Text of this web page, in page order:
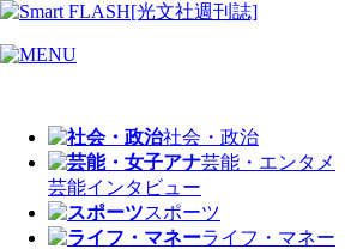
社会・政治
芸能・エンタメ
芸能インタビュー
スポーツ
ライフ・マネー